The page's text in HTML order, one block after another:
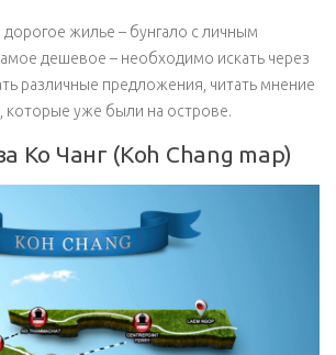
дорогое жилье – бунгало с личным
дешевое – необходимо искать через
различные предложения, читать мнение
которые уже были на острове.
Ко Чанг (Koh Chang map)